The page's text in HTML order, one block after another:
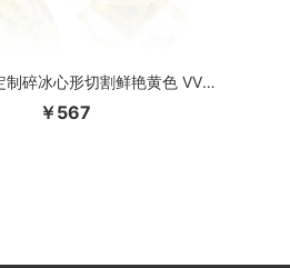
GIGAJEWE 定制碎冰心形切割鲜艳黄色 VVS1 莫桑石裸钻测试通过宝石首饰制作
￥567